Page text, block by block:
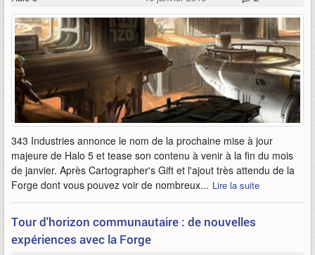
343 Industries annonce le nom de la prochaine mise à jour
majeure de Halo 5 et tease son contenu à venir à la fin du mois
de janvier. Après Cartographer's Gift et l'ajout très attendu de la
Forge dont vous pouvez voir de nombreux... Lire la suite
Tour d'horizon communautaire : de nouvelles
expériences avec la Forge